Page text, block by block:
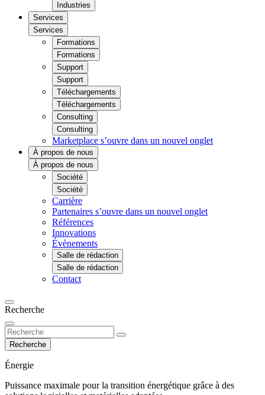
Industries
Services
Services
Formations
Formations
Support
Support
Téléchargements
Téléchargements
Consulting
Consulting
Marketplace s’ouvre dans un nouvel onglet
À propos de nous
À propos de nous
Société
Société
Carrière
Partenaires s’ouvre dans un nouvel onglet
Références
Innovations
Évènements
Salle de rédaction
Salle de rédaction
Contact
Recherche
Recherche
Énergie
Puissance maximale pour la transition énergétique grâce à des